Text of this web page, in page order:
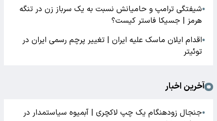
●شیفتگی ترامپ و حامیانش نسبت به یک سرباز زن در تنگه
هرمز | جسیکا فاستر کیست؟
●اقدام ایلان ماسک علیه ایران | تغییر پرچم رسمی ایران در
توئیتر
آخرین اخبار
●جنجال زودهنگام یک چپ لاکچری | آبمیوه سیاستمدار در